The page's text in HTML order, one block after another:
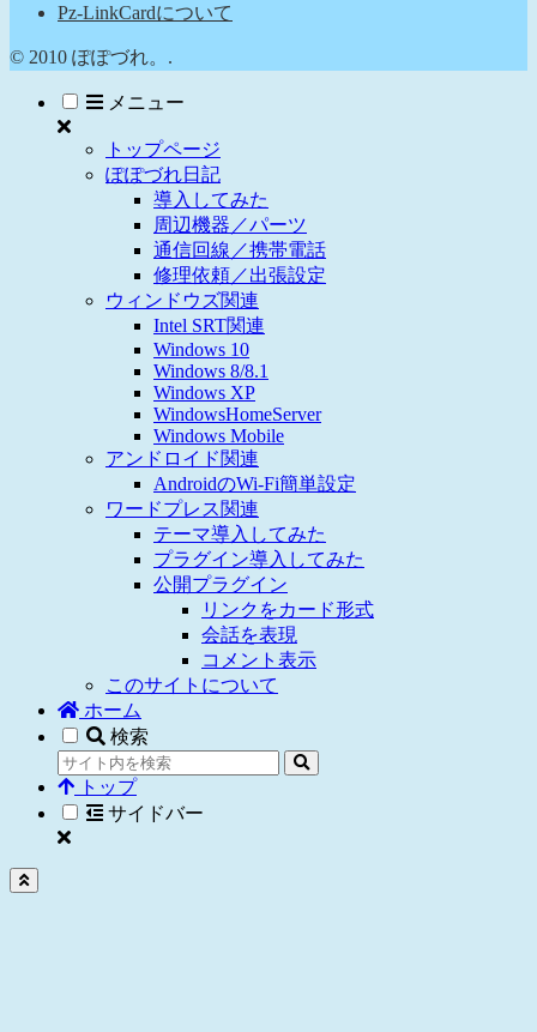
Pz-LinkCardについて
© 2010 ぽぽづれ。.
メニュー
トップページ
ぽぽづれ日記
導入してみた
周辺機器／パーツ
通信回線／携帯電話
修理依頼／出張設定
ウィンドウズ関連
Intel SRT関連
Windows 10
Windows 8/8.1
Windows XP
WindowsHomeServer
Windows Mobile
アンドロイド関連
AndroidのWi-Fi簡単設定
ワードプレス関連
テーマ導入してみた
プラグイン導入してみた
公開プラグイン
リンクをカード形式
会話を表現
コメント表示
このサイトについて
ホーム
検索
トップ
サイドバー